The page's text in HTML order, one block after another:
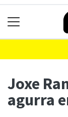
Joxe
agurra